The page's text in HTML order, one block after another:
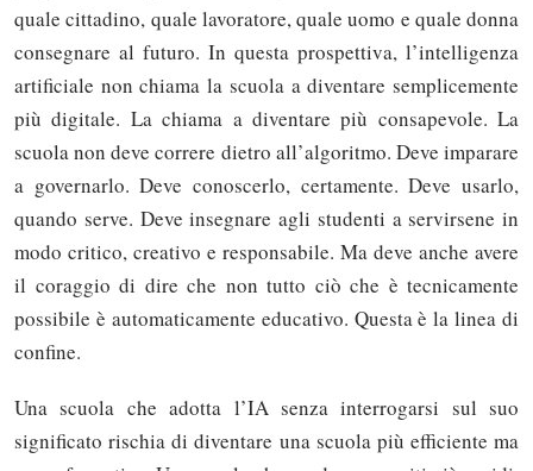
quale cittadino, quale lavoratore, quale uomo e quale donna
consegnare al futuro. In questa prospettiva, l’intelligenza
artificiale non chiama la scuola a diventare semplicemente
più digitale. La chiama a diventare più consapevole. La
scuola non deve correre dietro all’algoritmo. Deve imparare
a governarlo. Deve conoscerlo, certamente. Deve usarlo,
quando serve. Deve insegnare agli studenti a servirsene in
modo critico, creativo e responsabile. Ma deve anche avere
il coraggio di dire che non tutto ciò che è tecnicamente
possibile è automaticamente educativo. Questa è la linea di
confine.
Una scuola che adotta l’IA senza interrogarsi sul suo
significato rischia di diventare una scuola più efficiente ma